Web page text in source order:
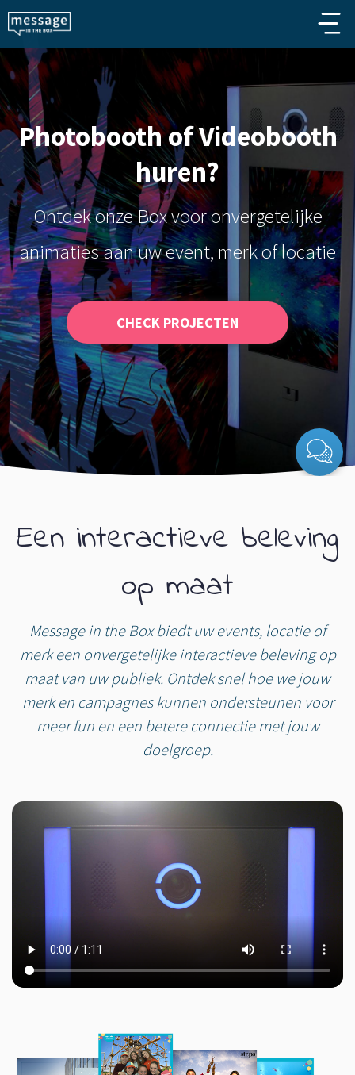
Skip to main content
Photobooth of Videobooth
huren?
Ontdek onze Box voor onvergetelijke
animaties aan uw event, merk of locatie
CHECK PROJECTEN
Een interactieve beleving
op maat
Message in the Box biedt uw events, locatie of
merk een onvergetelijke interactieve beleving op
maat van uw publiek. Ontdek snel hoe we jouw
merk en campagnes kunnen ondersteunen voor
meer fun en een betere connectie met jouw
doelgroep.